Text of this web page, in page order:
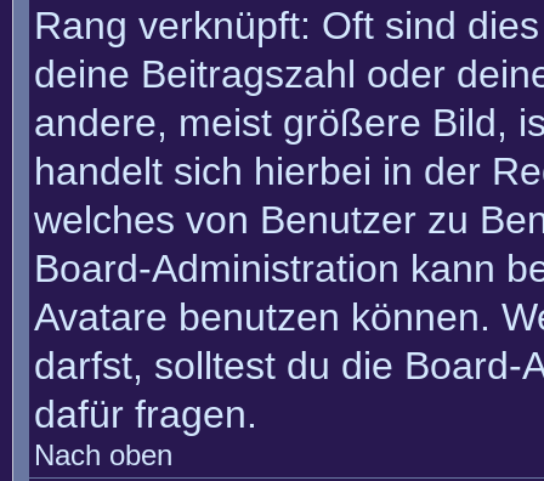
Rang verknüpft: Oft sind
deine Beitragszahl oder
andere, meist größere Bild,
handelt sich hierbei in der
welches von Benutzer zu
Board-Administration kann
Avatare benutzen können.
darfst, solltest du die Board-
dafür fragen.
Nach oben